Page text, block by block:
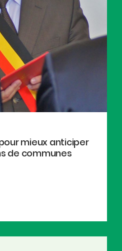
mieux anticiper
de communes